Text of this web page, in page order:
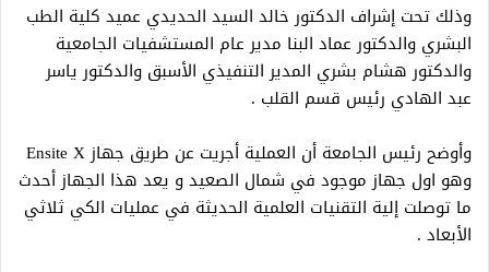
وذلك تحت إشراف الدكتور خالد السيد الحديدي عميد كلية الطب
البشري والدكتور عماد البنا مدير عام المستشفيات الجامعية
والدكتور هشام بشري المدير التنفيذي الأسبق والدكتور ياسر
عبد الهادي رئيس قسم القلب .
وأوضح رئيس الجامعة أن العملية أجريت عن طريق جهاز Ensite X
وهو اول جهاز موجود في شمال الصعيد و يعد هذا الجهاز أحدث
ما توصلت إلية التقنيات العلمية الحديثة في عمليات الكي ثلاثي
الأبعاد .